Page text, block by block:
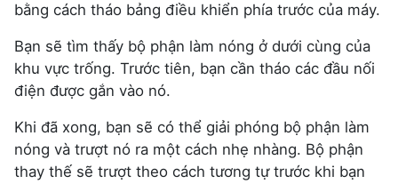
bằng cách tháo bảng điều khiển phía trước của máy.
Bạn sẽ tìm thấy bộ phận làm nóng ở dưới cùng của
khu vực trống. Trước tiên, bạn cần tháo các đầu nối
điện được gắn vào nó.
Khi đã xong, bạn sẽ có thể giải phóng bộ phận làm
nóng và trượt nó ra một cách nhẹ nhàng. Bộ phận
thay thế sẽ trượt theo cách tương tự trước khi bạn